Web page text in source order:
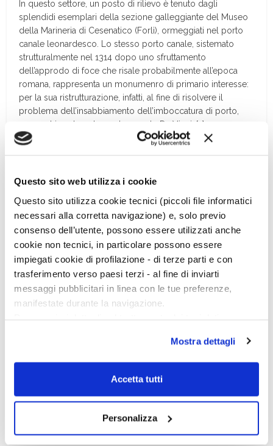
Questo sito web utilizza i cookie
Questo sito utilizza cookie tecnici (piccoli file informatici
necessari alla corretta navigazione) e, solo previo
consenso dell’utente, possono essere utilizzati anche
cookie non tecnici, in particolare possono essere
impiegati cookie di profilazione - di terze parti e con
trasferimento verso paesi terzi - al fine di inviarti
messaggi pubblicitari in linea con le tue preferenze,
manifestate durante la navigazione.
scelte privacy sui cookie, ti invitiamo a prendere visione
dell’informativa cookie.
Chiudendo il banner tramite la “X” prosegui la
dei soli cookie tecnici. Selezionando “Accetta tutti” presti
il tuo consenso alla profilazione che potrai revocare in
ogni momentoRevoca
Mostra dettagli
Accetta tutti
Personalizza
In questo settore, un posto di rilievo è tenuto dagli
splendidi esemplari della sezione galleggiante del Museo
della Marineria di Cesenatico (Forlì), ormeggiati nel porto
canale leonardesco. Lo stesso porto canale, sistemato
strutturalmente nel 1314 dopo uno sfruttamento
dell’approdo di foce che risale probabilmente all’epoca
romana, rappresenta un monumenro di primario interesse:
per la sua ristrutturazione, infatti, al fine di risolvere il
problema dell’insabbiamento dell’imboccatura di porto,
venne chiamato nel 1502 Leonardo Da Vinci. […]